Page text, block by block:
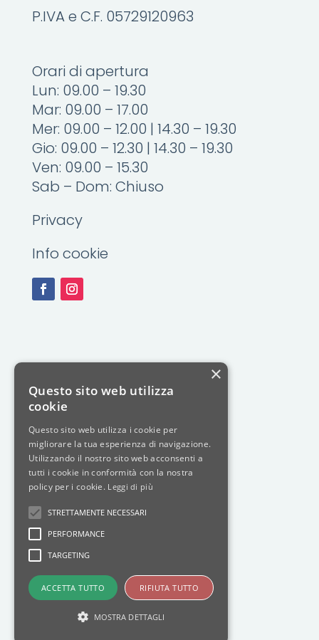
P.IVA e C.F. 05729120963
Orari di apertura
Lun: 09.00 – 19.30
Mar: 09.00 – 17.00
Mer: 09.00 – 12.00 | 14.30 – 19.30
Gio: 09.00 – 12.30 | 14.30 – 19.30
Ven: 09.00 – 15.30
Sab – Dom: Chiuso
Privacy
Info cookie
×
Questo sito web utilizza
cookie
Questo sito web utilizza i cookie per
migliorare la tua esperienza di navigazione.
Utilizzando il nostro sito web acconsenti a
tutti i cookie in conformità con la nostra
policy per i cookie. Leggi di più
STRETTAMENTE NECESSARI
PERFORMANCE
TARGETING
ACCETTA TUTTO RIFIUTA TUTTO
MOSTRA DETTAGLI